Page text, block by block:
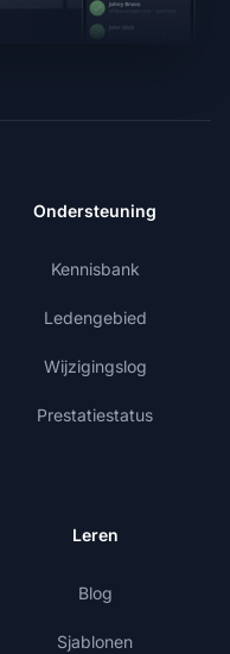
Ondersteuning
Kennisbank
Ledengebied
Wijzigingslog
Prestatiestatus
Leren
Blog
Sjablonen